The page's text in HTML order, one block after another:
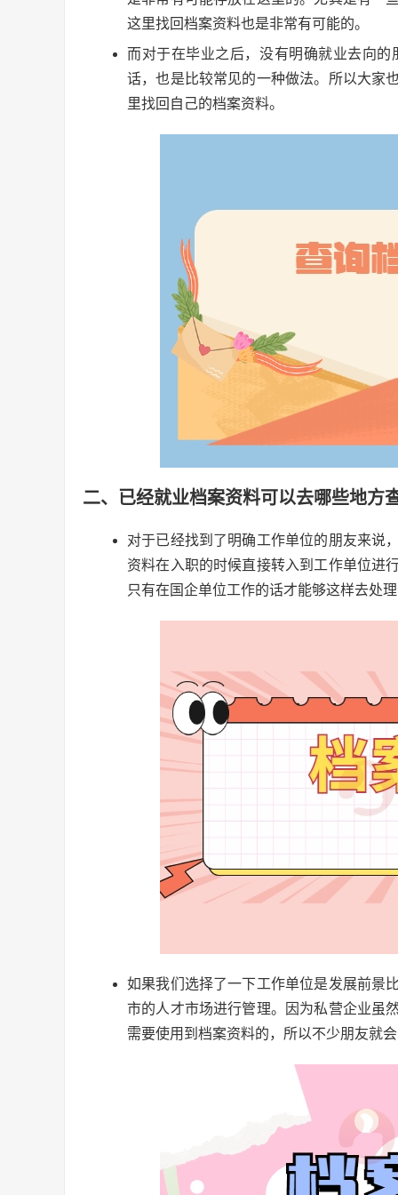
这里找回档案资料也是非常有可能的。
而对于在毕业之后，没有明确就业去向
话，也是比较常见的一种做法。所以大家
里找回自己的档案资料。
二、已经就业档案资料可以去哪些地方
对于已经找到了明确工作单位的朋友来说
资料在入职的时候直接转入到工作单位进
只有在国企单位工作的话才能够这样去处
如果我们选择了一下工作单位是发展前景
市的人才市场进行管理。因为私营企业虽
需要使用到档案资料的，所以不少朋友就